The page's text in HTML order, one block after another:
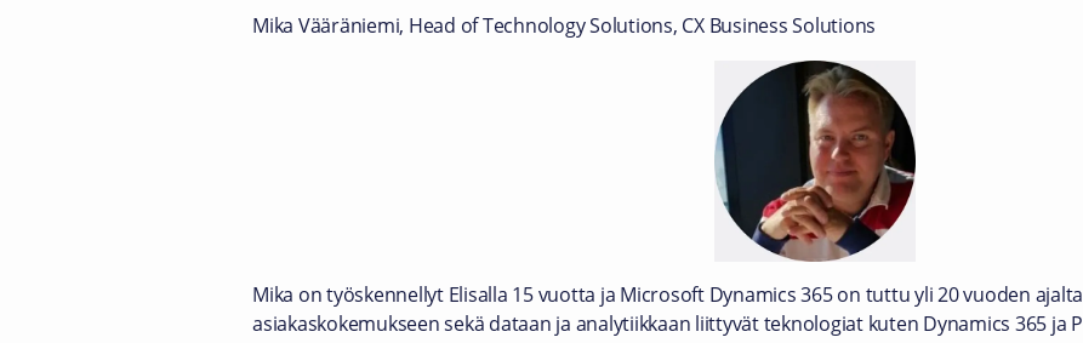
Mika Vääräniemi, Head of Technology Solutions, CX Business Solutions
Mika on työskennellyt Elisalla 15 vuotta ja Microsoft Dynamics 365 on tuttu yli 20 vuoden
asiakaskokemukseen sekä dataan ja analytiikkaan liittyvät teknologiat kuten Dynamics 365 ja